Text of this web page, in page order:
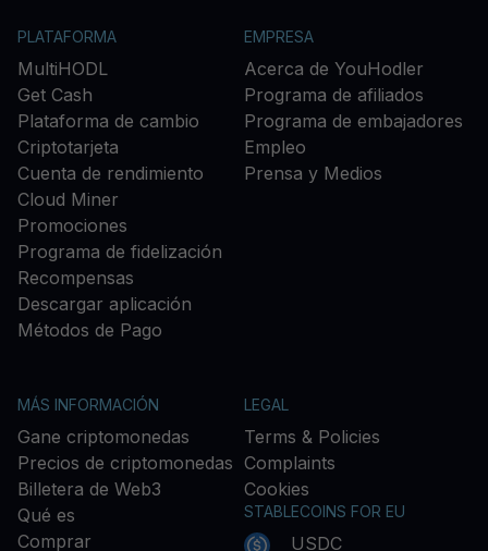
PLATAFORMA
MultiHODL
Get Cash
Plataforma de cambio
Criptotarjeta
Cuenta de rendimiento
Cloud Miner
Promociones
Programa de fidelización
Recompensas
Descargar aplicación
Métodos de Pago
EMPRESA
Acerca de YouHodler
Programa de afiliados
Programa de embajadores
Empleo
Prensa y Medios
MÁS INFORMACIÓN
Gane criptomonedas
Precios de criptomonedas
Billetera de Web3
Qué es
Comprar
LEGAL
Terms & Policies
Complaints
Cookies
STABLECOINS FOR EU
USDC